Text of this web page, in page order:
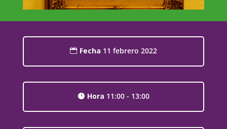
Fecha 11 febrero 2022
Hora 11:00 - 13:00